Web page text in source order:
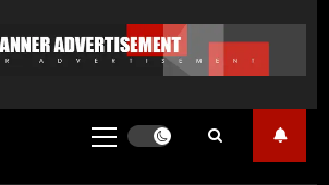
Primary